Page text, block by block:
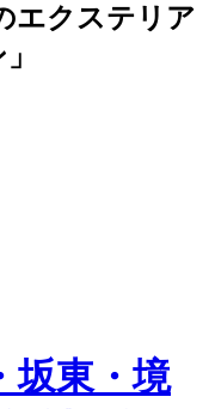
エクステリア